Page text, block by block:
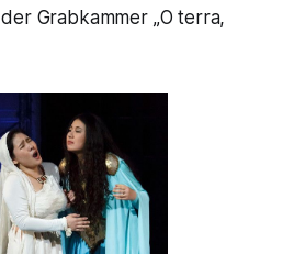
Grabkammer„O terra,